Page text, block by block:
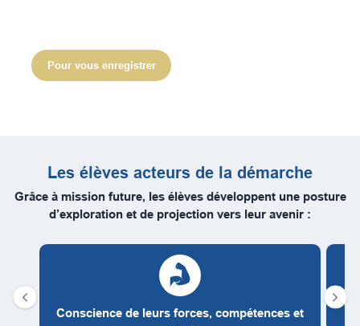
Pour vous enregistrer
Les élèves acteurs de la démarche
Grâce à mission future, les élèves développent une posture
d’exploration et de projection vers leur avenir :
Conscience de leurs forces, compétences et